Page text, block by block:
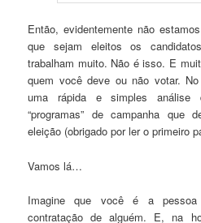
Então, evidentemente não
que sejam eleitos os
trabalham muito. Não é isso. E
quem você deve ou não votar.
uma rápida e simples análise
“programas” de campanha que
eleição (obrigado por ler o primeiro
Vamos lá…
Imagine que você é a
contratação de alguém. E, na